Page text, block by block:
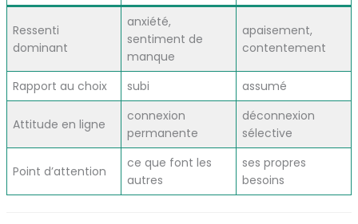
Ressenti
dominant
anxiété,
sentiment de
manque
apaisement,
contentement
Rapport au choix subi assumé
Attitude en ligne
connexion
permanente
déconnexion
sélective
Point d’attention
ce que font les
autres
ses propres
besoins